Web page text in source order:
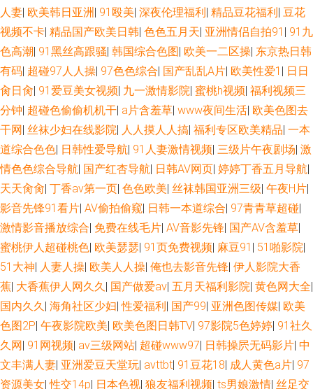
人妻| 欧美韩日亚洲 | 91殴美| 深夜伦理福利| 精品豆花福利| 豆花
视频不卡| 精品国产欧美日韩| 色色五月天| 亚洲情侣自拍91 | 91九
色高潮| 91黑丝高跟骚| 韩国综合色图| 欧美一二区操| 东京热日韩
有码| 超碰97人人操| 97色色综合| 国产乱乱A片| 欧美性爱1 | 日日
肏日肏| 91爱豆美女视频| 九一激情影院| 蜜桃h视频| 福利视频三
分钟| 超碰色偷偷机机干| a片含羞草| www夜间生活| 欧美色图去
干网| 丝袜少妇在线影院| 人人摸人人搞| 福利专区欧美精品| 一本
道综合色色| 日韩性爱导航| 91人妻激情视频| 三级片午夜剧场| 激
情色色综合导航| 国产红杏导航| 日韩AV网页| 婷婷丁香五月导航|
天天肏肏| 丁香av第一页| 色色欧美| 丝袜韩国亚洲三级| 午夜H片|
影音先锋91看片| AV偷拍偷窥| 日韩一本道综合| 97青青草超碰|
激情影音播放综合| 免费在线毛片| AV音影先锋| 国产AV含羞草|
蜜桃伊人超碰桃色| 欧美瑟瑟| 91页免费视频| 麻豆91 | 51啪影院|
51大神| 人妻人操| 欧美人人操| 俺也去影音先锋| 伊人影院大香
蕉| 大香蕉伊人网久久| 国产做爱av| 五月天福利影院| 黄色网大全|
国内久久| 海角社区少妇|性爱福利| 国产99| 亚洲色图传媒| 欧美
色图2P| 午夜影院欧美| 欧美色图日韩TV| 97影院5色婷婷| 91社久
久网| 91网视频| av三级网站| 超碰www97| 日韩操屄无码影片| 中
文丰满人妻| 亚洲爱豆天堂玩| avttbt| 91豆花18| 成人黄色a片| 97
资源美女|性交14p| 日本色视| 狼友福利视频| ts男娘激情| 丝足交